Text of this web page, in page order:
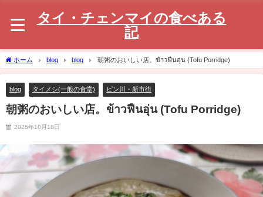
タイ・チェンマイの食べある
記
ホーム blog blog 朝粥のおいしい店。ข้าวฟืนอุ่น (Tofu Porridge)
blog タイメシ(一般の食堂) ピン川・新市街
朝粥のおいしい店。ข้าวฟืนอุ่น (Tofu Porridge)
2025年10月18日